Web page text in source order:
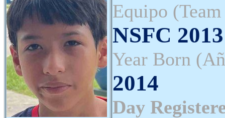
Equipo
NSFC
Year Born
2014
Day